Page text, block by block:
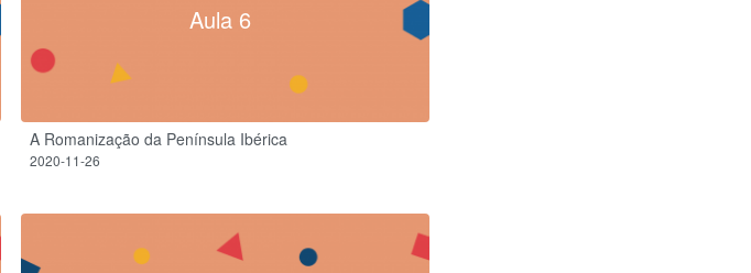
Aula 6
A Romanização da Península Ibérica
2020-11-26